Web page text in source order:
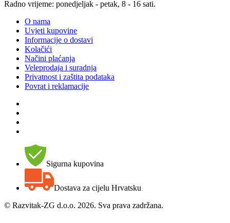
Radno vrijeme: ponedjeljak - petak, 8 - 16 sati.
O nama
Uvjeti kupovine
Informacije o dostavi
Kolačići
Načini plaćanja
Veleprodaja i suradnja
Privatnost i zaštita podataka
Povrat i reklamacije
Sigurna kupovina
Dostava za cijelu Hrvatsku
© Razvitak-ZG d.o.o. 2026. Sva prava zadržana.